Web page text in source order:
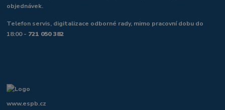
objednávek.
Telefon servis, digitalizace odborné rady, mimo pracovní dobu do
18:00 - 721 050 382
www.espb.cz